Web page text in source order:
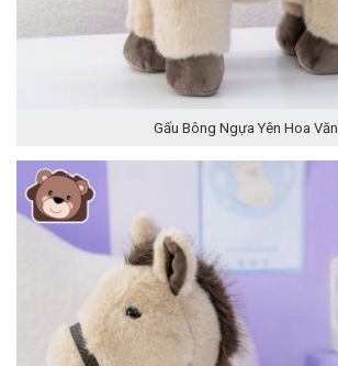
Gấu Bông Ngựa Yên Hoa Văn